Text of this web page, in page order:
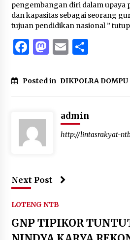
pengembangan diri dalam upaya
dan kapasitas sebagai seorang
tujuan pendidikan nasional ”
Facebook
Mastodon
EmailShare
Posted in DIKPOLRA DOMPU
admin
http://lintasrakyat-
Next Post
LOTENG NTB
GNP TIPIKOR